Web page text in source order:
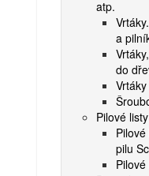
atp.
a
do
Pilové
pilu